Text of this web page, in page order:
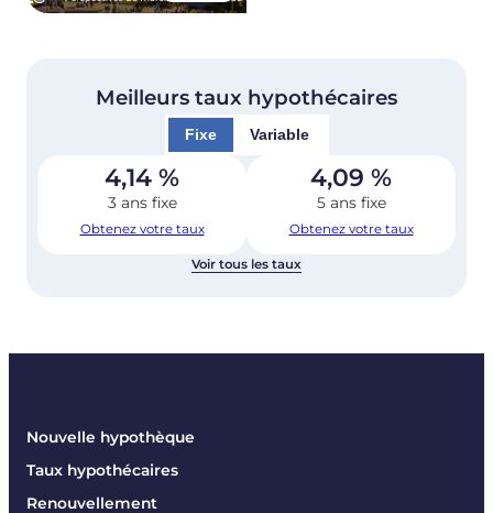
Meilleurs taux hypothécaires
Fixe Variable
4,14 %
3 ans fixe
Obtenez votre taux
4,09 %
5 ans fixe
Obtenez votre taux
Voir tous les taux
Nouvelle hypothèque
Taux hypothécaires
Renouvellement